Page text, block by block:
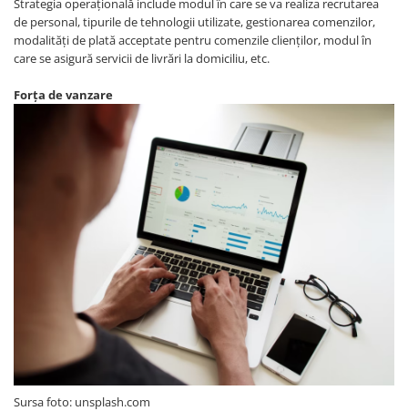
Strategia operațională include modul în care se va realiza recrutarea
de personal, tipurile de tehnologii utilizate, gestionarea comenzilor,
modalități de plată acceptate pentru comenzile clienților, modul în
care se asigură servicii de livrări la domiciliu, etc.
Forța de vanzare
Sursa foto: unsplash.com